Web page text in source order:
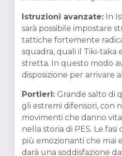
Istruzioni avanzate: In
sarà possibile impostare
tattiche fortemente
squadra, quali il Tiki-taka
stretta. In questo modo
disposizione per arrivare
Portieri: Grande salto di
gli estremi difensori, con
movimenti che danno
nella storia di PES. Le
più emozionanti che mai
darà una soddisfazione